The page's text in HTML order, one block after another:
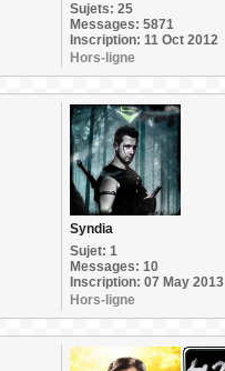
Sujets: 25
Messages: 5871
Inscription: 11 Oct 2012
Hors-ligne
Syndia
Sujet: 1
Messages: 10
Inscription: 07 May 2013
Hors-ligne